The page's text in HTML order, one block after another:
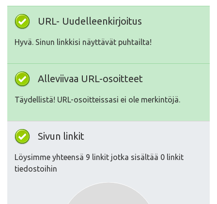
URL- Uudelleenkirjoitus
Hyvä. Sinun linkkisi näyttävät puhtailta!
Alleviivaa URL-osoitteet
Täydellistä! URL-osoitteissasi ei ole merkintöjä.
Sivun linkit
Löysimme yhteensä 9 linkit jotka sisältää 0 linkit
tiedostoihin